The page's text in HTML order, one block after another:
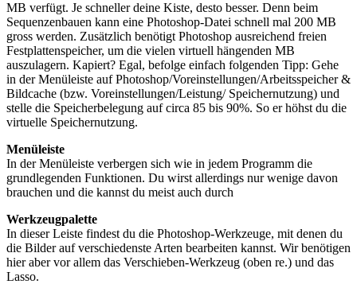
MB verfügt. Je schneller deine Kiste, desto besser. Denn beim
Sequenzenbauen kann eine Photoshop-Datei schnell mal 200 MB
gross werden. Zusätzlich benötigt Photoshop ausreichend freien
Festplattenspeicher, um die vielen virtuell hängenden MB
auszulagern. Kapiert? Egal, befolge einfach folgenden Tipp: Gehe
in der Menüleiste auf Photoshop/Voreinstellungen/Arbeitsspeicher &
Bildcache (bzw. Voreinstellungen/Leistung/ Speichernutzung) und
stelle die Speicherbelegung auf circa 85 bis 90%. So er höhst du die
virtuelle Speichernutzung.
Menüleiste
In der Menüleiste verbergen sich wie in jedem Programm die
grundlegenden Funktionen. Du wirst allerdings nur wenige davon
brauchen und die kannst du meist auch durch
Werkzeugpalette
In dieser Leiste findest du die Photoshop-Werkzeuge, mit denen du
die Bilder auf verschiedenste Arten bearbeiten kannst. Wir benötigen
hier aber vor allem das Verschieben-Werkzeug (oben re.) und das
Lasso.